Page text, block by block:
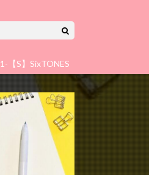
1-【S】SixTONES